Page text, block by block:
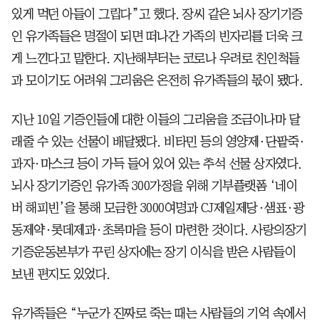
있게 먹던 아들이 그립다”고 했다. 장씨 같은 뇌사 장기기증
인 유가족들은 명절이 되면 떠나간 가족의 빈자리를 더욱 크
게 느낀다고 말한다. 지난해부터는 코로나 우려로 친인척들
과 모이기도 어려워 그리움은 온전히 유가족들의 몫이 됐다.
지난 10일 기증인들에 대한 이들의 그리움을 조금이나마 달
래줄 수 있는 선물이 배달됐다. 비타민 등의 영양제·단팥죽·
과자·마스크 등이 가득 들어 있어 있는 추석 선물 상자였다.
뇌사 장기기증인 유가족 300가정을 위해 기부플랫폼 ‘네이
버 해피빈’을 통해 모금한 3000여명과 CJ제일제당·샘표·광
동제약·롯데제과·초록마을 등이 마련한 것이다. 사랑의장기
기증운동본부가 꾸린 상자에는 장기 이식을 받은 사람들이
보낸 편지도 있었다.
유가족들은 “누군가 진짜로 죽는 때는 사람들의 기억 속에서